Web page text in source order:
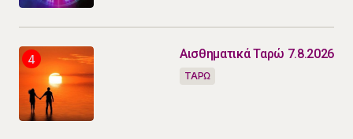
Αισθηματικά Ταρώ 7.8.2026
ΤΑΡΩ